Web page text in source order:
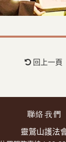
回上一頁
聯絡我們
靈鷲山護法